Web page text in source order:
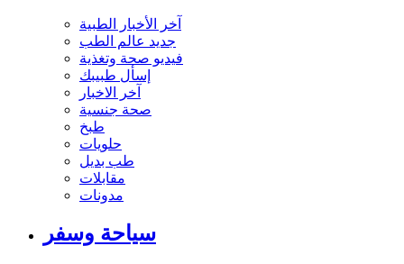
آخر الأخبار الطبية
جديد عالم الطب
فيديو صحة وتغذية
إسأل طبيبك
آخر الاخبار
صحة جنسية
طبخ
حلويات
طب بديل
مقابلات
مدونات
سياحة وسفر